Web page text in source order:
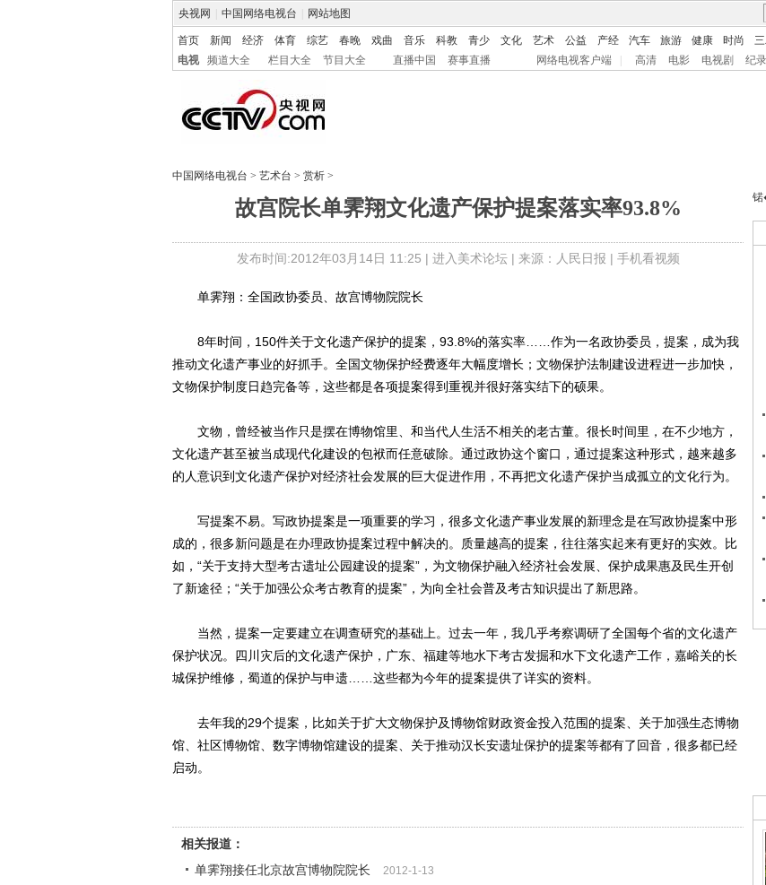
央视网 中国网络电视台 网站地图
首页 新闻 经济 体育 综艺 春晚 戏曲 音乐 科教 青少 文化 艺术 公益 产经 汽车 旅游 健康 时尚
电视
频道大全 栏目大全 节目大全 直播中国 赛事直播 网络电视客户端 高清 电影 电视剧 纪
中国网络电视台 > 艺术台 > 赏析 >
故宫院长单霁翔文化遗产保护提案落实率93.8%
发布时间:2012年03月14日 11:25 | 进入美术论坛| 来源：人民日报 | 手机看视频
单霁翔：全国政协委员、故宫博物院院长
8年时间，150件关于文化遗产保护的提案，93.8%的落实率……作为一名政协委员，提案，成为我
推动文化遗产事业的好抓手。全国文物保护经费逐年大幅度增长；文物保护法制建设进程进一步加快，
文物保护制度日趋完备等，这些都是各项提案得到重视并很好落实结下的硕果。
文物，曾经被当作只是摆在博物馆里、和当代人生活不相关的老古董。很长时间里，在不少地方，
文化遗产甚至被当成现代化建设的包袱而任意破除。通过政协这个窗口，通过提案这种形式，越来越多
的人意识到文化遗产保护对经济社会发展的巨大促进作用，不再把文化遗产保护当成孤立的文化行为。
写提案不易。写政协提案是一项重要的学习，很多文化遗产事业发展的新理念是在写政协提案中形
成的，很多新问题是在办理政协提案过程中解决的。质量越高的提案，往往落实起来有更好的实效。比
如，“关于支持大型考古遗址公园建设的提案”，为文物保护融入经济社会发展、保护成果惠及民生开创
了新途径；“关于加强公众考古教育的提案”，为向全社会普及考古知识提出了新思路。
当然，提案一定要建立在调查研究的基础上。过去一年，我几乎考察调研了全国每个省的文化遗产
保护状况。四川灾后的文化遗产保护，广东、福建等地水下考古发掘和水下文化遗产工作，嘉峪关的长
城保护维修，蜀道的保护与申遗……这些都为今年的提案提供了详实的资料。
去年我的29个提案，比如关于扩大文物保护及博物馆财政资金投入范围的提案、关于加强生态博物
馆、社区博物馆、数字博物馆建设的提案、关于推动汉长安遗址保护的提案等都有了回音，很多都已经
启动。
相关报道：
单霁翔接任北京故宫博物院院长
2012-1-13